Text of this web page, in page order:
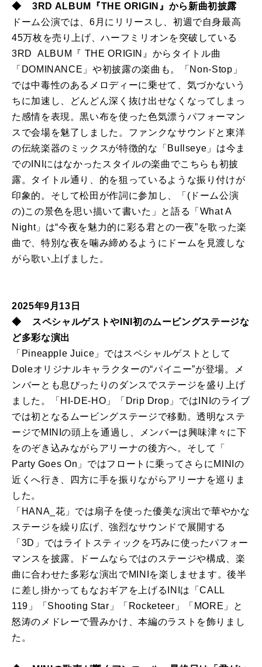
◆ 3RD ALBUM『THE ORIGIN』から新曲初披露
ドーム公演では、6月にリリースし、初週で自身最高
45万枚を売り上げ、ハーフミリオンを突破している
3RD ALBUM『 THE ORIGIN』からタイトル曲
「DOMINANCE」や初披露の楽曲も。「Non-Stop」
では中毒性のあるメロディーに乗せて、気づかないう
ちに加速し、どんどん深く抜け出せなくなってしまっ
た感情を表現。黒い布を使った色気漂うパフォーマン
スで会場を魅了しました。ファンクなサウンドと東洋
の伝統楽器のミックスが特徴的な「Bullseye」は今ま
でのINIにはなかったスタイルの楽曲でこちらも初披
露。タイトル通り、的を狙っているような振り付けが
印象的。そして松田が作詞に参加し、「(ドーム公演
の)この景色を思い描いて書いた」と語る「What A
Night」は“今夜を魅力的に彩る君との一夜”を歌った楽
曲で、特別な夜を噛み締めるようにドームを見渡しな
がら歌い上げました。
2025年9月13日
◆ スペシャルゲストやINI初のムービングステージな
ど多彩な演出
「Pineapple Juice」ではスペシャルゲストとして
Doleオリジナルキャラクターの“パイニー”が登場。メ
ンバーとも息ぴったりのダンスでステージを盛り上げ
ました。「HI-DE-HO」「Drip Drop」ではINIのライブ
では初となるムービングステージで移動。透明なステ
ージでMINIの頭上を通過し、メンバーは興味津々に下
をのぞき込みながらアリーナの後方へ。そして「
Party Goes On」ではフロートに乗ってさらにMINIの
近くへ行き、四方に手を振りながらアリーナを巡りま
した。
「HANA_花」では扇子を使った優美な演出で華やかな
ステージを繰り広げ、強烈なサウンドで展開する
「3D」ではライトスティックを巧みに使ったパフォー
マンスを披露。ドームならではのステージや構成、楽
曲に合わせた多彩な演出でMINIを楽しませます。後半
に差し掛かってもなおギアを上げるINIは「CALL
119」「Shooting Star」「Rocketeer」「MORE」と
怒涛のメドレーで畳みかけ、本編のラストを飾りまし
た。